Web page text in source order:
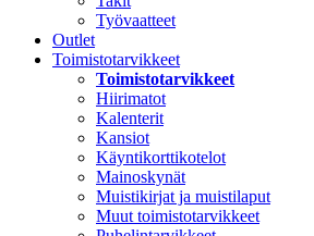
Työvaatteet
Outlet
Toimistotarvikkeet
Toimistotarvikkeet
Hiirimatot
Kalenterit
Kansiot
Käyntikorttikotelot
Mainoskynät
Muistikirjat ja muistilaput
Muut toimistotarvikkeet